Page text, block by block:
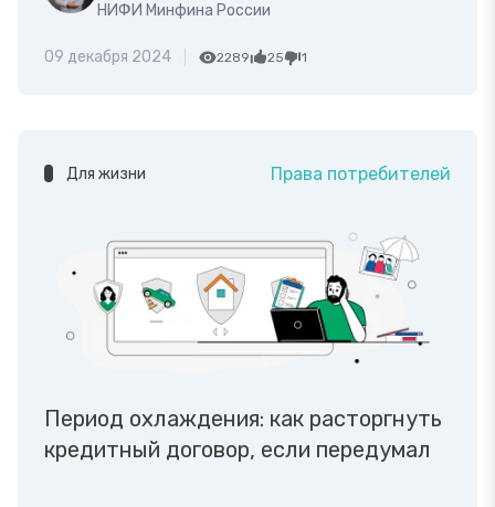
НИФИ Минфина России
09 декабря 2024 2289 25 1
Для жизни Права потребителей
Период охлаждения: как расторгнуть
кредитный договор, если передумал